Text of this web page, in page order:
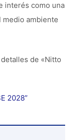
interés como una
ambiente
de «Nitto
2028”